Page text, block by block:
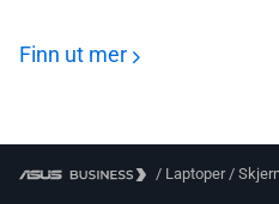
Finn ut mer
/ Laptoper/